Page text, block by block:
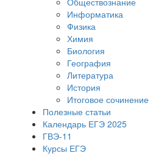
Информатика
Физика
Химия
Биология
География
Литература
История
Итоговое сочинение
Полезные статьи
Календарь ЕГЭ 2025
ГВЭ-11
Курсы ЕГЭ